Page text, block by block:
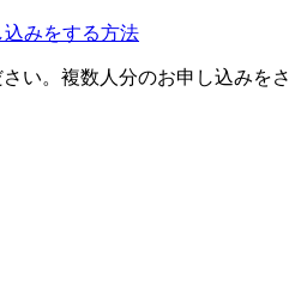
みをする方法
い。複数人分のお申し込みをさ